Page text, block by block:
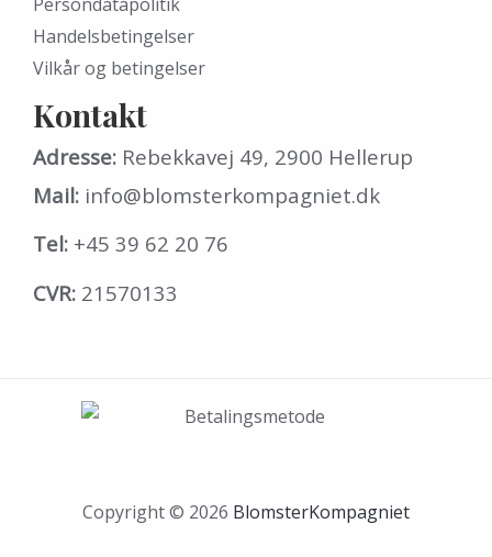
Handelsbetingelser
Vilkår og betingelser
Kontakt
Adresse: Rebekkavej 49, 2900 Hellerup
Mail: info@blomsterkompagniet.dk
Tel: +45 39 62 20 76
CVR: 21570133
Copyright © 2026 BlomsterKompagniet